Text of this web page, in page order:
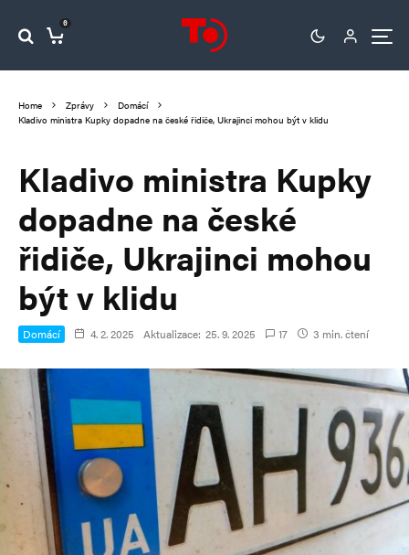
0
Home Zprávy
Domácí
Kladivo ministra Kupky dopadne na české řidiče, Ukrajinci mohou být v klidu
Kladivo ministra Kupky
dopadne na české
řidiče, Ukrajinci mohou
být v klidu
Domácí 4. 2. 2025 Aktualizace: 25. 9. 2025 17 3 min. čtení